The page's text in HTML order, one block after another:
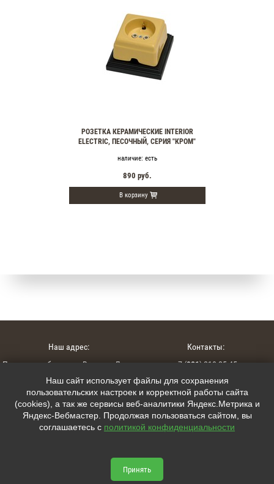
РОЗЕТКА КЕРАМИЧЕСКИЕ INTERIOR
ELECTRIC, ПЕСОЧНЫЙ, СЕРИЯ "КРОМ"
наличие: есть
890 руб.
В корзину
lumcity.ru © 2026
Наш адрес:
Псковская область, г. Великие Луки,
ул. Гагарина 127А
Контакты:
+7 (921) 210-25-45
+7 (911) 881-50-09
interior15@mail.ru
Наш сайт использует файлы для сохранения
пользовательских настроек и корректной работы сайта
(cookies), а так же сервисы веб-аналитики Яндекс.Метрика и
Яндекс-Вебмастер. Продолжая пользоваться сайтом, вы
соглашаетесь с политикой конфиденциальности
Принять